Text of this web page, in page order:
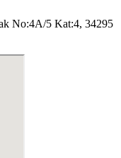
No:4A/5 Kat:4, 34295